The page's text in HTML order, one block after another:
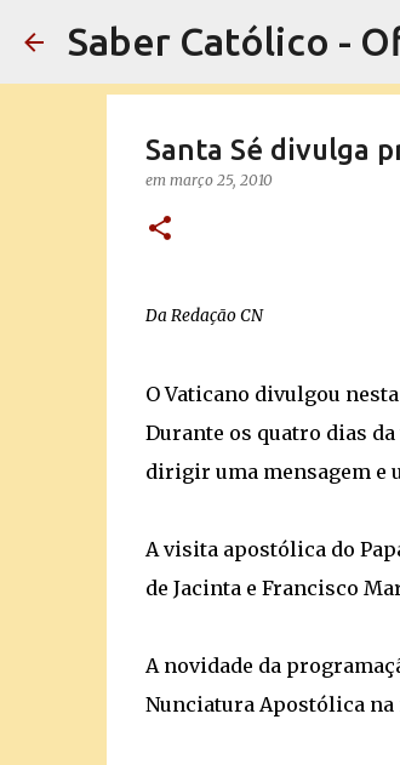
Saber Católico -
Santa Sé divulga
em março 25, 2010
Da Redação CN
O Vaticano divulgou
Durante os quatro dias
dirigir uma mensagem e
A visita apostólica do
de Jacinta e Francisco
A novidade da
Nunciatura Apostólica na